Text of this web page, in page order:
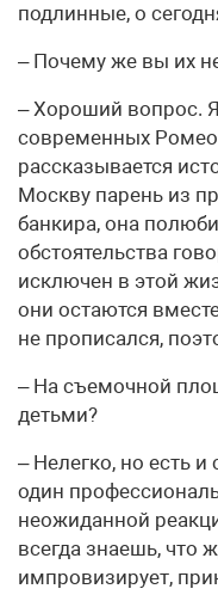
подлинные, о
– Почему же вы их
– Хороший вопрос.
современных Ромео
рассказывается
Москву парень из
банкира, она
обстоятельства
исключен в этой
они остаются
не прописался,
– На съемочной
детьми?
– Нелегко, но есть
один
неожиданной
всегда знаешь, что
импровизирует,